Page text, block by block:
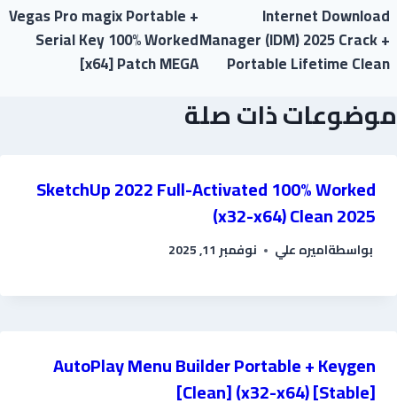
Internet Download
Manager (IDM) 2025 Crack +
Portable Lifetime Clean
Vegas Pro magix Portable +
Serial Key 100% Worked
[x64] Patch MEGA
موضوعات ذات صلة
SketchUp 2022 Full-Activated 100% Worked
(x32-x64) Clean 2025
بواسطةاميره علي نوفمبر 11, 2025
AutoPlay Menu Builder Portable + Keygen
[Clean] (x32-x64) [Stable]